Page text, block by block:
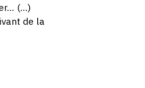
(...)
de la